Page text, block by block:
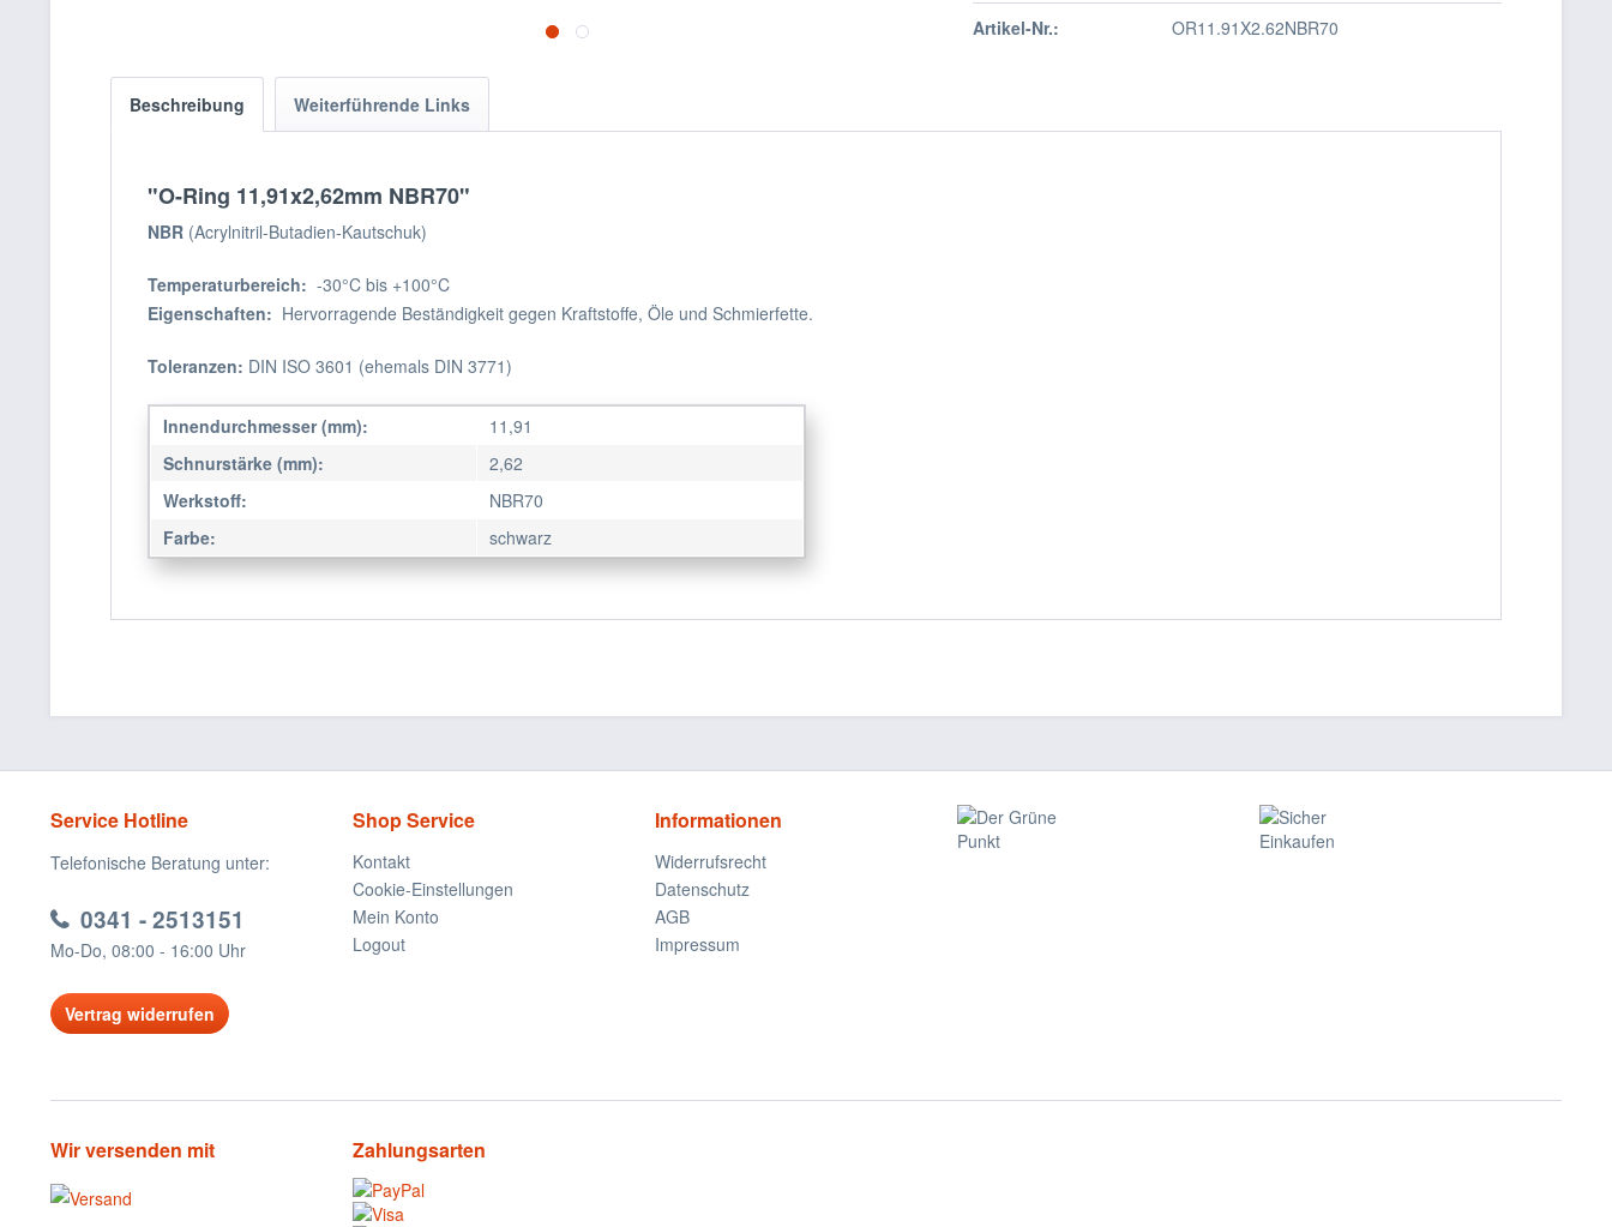
Artikel-Nr.: OR11.91X2.62NBR70
Beschreibung Weiterführende Links
"O-Ring 11,91x2,62mm NBR70"
NBR (Acrylnitril-Butadien-Kautschuk)
Temperaturbereich: -30°C bis +100°C
Eigenschaften: Hervorragende Beständigkeit gegen Kraftstoffe, Öle und Schmierfette.
Toleranzen: DIN ISO 3601 (ehemals DIN 3771)
Innendurchmesser (mm):
11,91
Schnurstärke (mm):
2,62
Werkstoff:
NBR70
Farbe:
schwarz
Service Hotline
Telefonische Beratung unter:
0341 - 2513151
Mo-Do, 08:00 - 16:00 Uhr
Vertrag widerrufen
Shop Service
Kontakt
Cookie-Einstellungen
Mein Konto
Logout
Informationen
Widerrufsrecht
Datenschutz
AGB
Impressum
Wir versenden mit Zahlungsarten